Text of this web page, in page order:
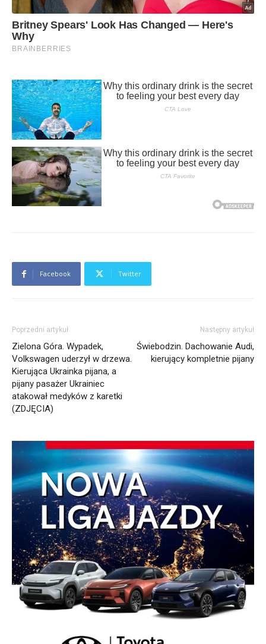
Facebook Twitter
Poprzedni artykuł
Zielona Góra. Wypadek,
Volkswagen uderzył w drzewa.
Kierująca Ukrainka pijana, a
pijany pasażer Ukrainiec
atakował medyków z karetki
(ZDJĘCIA)
Następny artykuł
Świebodzin. Dachowanie Audi,
kierujący kompletnie pijany